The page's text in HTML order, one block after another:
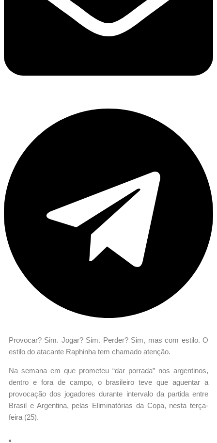
Provocar? Sim. Jogar? Sim. Perder? Sim, mas com estilo. O
estilo do atacante Raphinha tem chamado atenção.
Na semana em que prometeu “dar porrada” nos argentinos,
dentro e fora de campo, o brasileiro teve que aguentar a
provocação dos jogadores durante intervalo da partida entre
Brasil e Argentina, pelas Eliminatórias da Copa, nesta terça-
feira (25).